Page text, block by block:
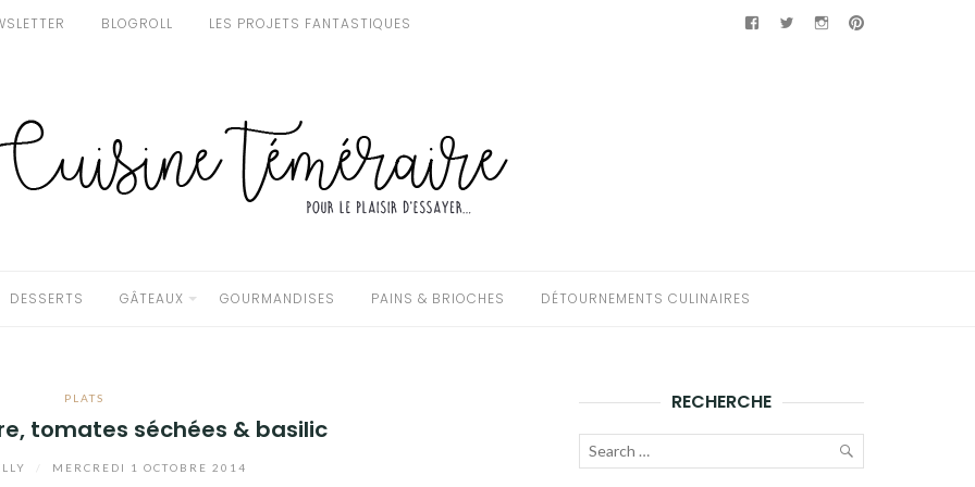
BLOGROLL LES PROJETS FANTASTIQUES Facebook
TwitterInstagramPinterest
DESSERTS GÂTEAUX GOURMANDISES PAINS & BRIOCHES DÉTOURNEMENTS CULINAIRES
PLATS
tomates séchées & basilic
MERCREDI 1 OCTOBRE 2014
RECHERCHE
Recherche